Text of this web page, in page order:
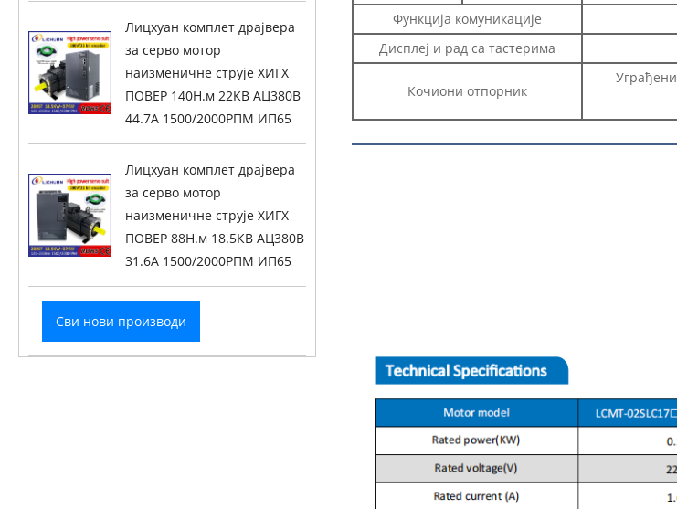
Лицхуан комплет драјвера
за серво мотор
наизменичне струје ХИГХ
ПОВЕР 140Н.м 22КВ АЦ380В
44.7А 1500/2000РПМ ИП65
Лицхуан комплет драјвера
за серво мотор
наизменичне струје ХИГХ
ПОВЕР 88Н.м 18.5КВ АЦ380В
31.6А 1500/2000РПМ ИП65
Сви нови производи
Функција комуникације
Дисплеј и рад са тастерима
Кочиони отпорник